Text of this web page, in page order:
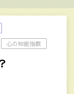
心の知能指数